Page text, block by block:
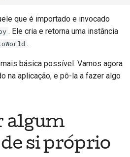
que é importado e invocado
. Ele cria e retorna uma instância
.
básica possível. Vamos agora
na aplicação, e pô-la a fazer algo
algum
si próprio